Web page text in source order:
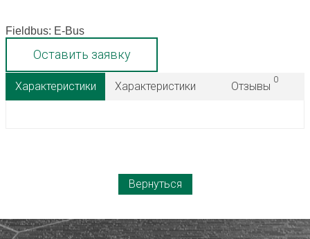
Fieldbus: E-Bus
Оставить заявку
Характеристики Характеристики Отзывы
0
Вернуться